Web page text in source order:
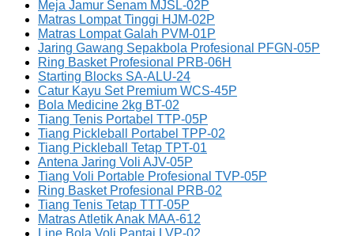
Meja Jamur Senam MJSL-02P
Matras Lompat Tinggi HJM-02P
Matras Lompat Galah PVM-01P
Jaring Gawang Sepakbola Profesional PFGN-05P
Ring Basket Profesional PRB-06H
Starting Blocks SA-ALU-24
Catur Kayu Set Premium WCS-45P
Bola Medicine 2kg BT-02
Tiang Tenis Portabel TTP-05P
Tiang Pickleball Portabel TPP-02
Tiang Pickleball Tetap TPT-01
Antena Jaring Voli AJV-05P
Tiang Voli Portable Profesional TVP-05P
Ring Basket Profesional PRB-02
Tiang Tenis Tetap TTT-05P
Matras Atletik Anak MAA-612
Line Bola Voli Pantai LVP-02